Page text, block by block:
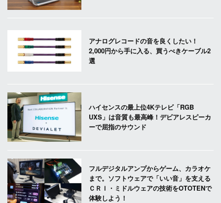
アナログレコードの音を良くしたい！
2,000円から手に入る、買うべきケーブル2
選
ハイセンスの最上位4Kテレビ「RGB
UXS」は音質も最高峰！デビアレスピーカ
ーで屈指のサウンド
フルデジタルアンプからゲーム、カラオケ
まで。ソフトウェアで「いい音」を支える
ＣＲＩ・ミドルウェアの技術をOTOTENで
体験しよう！